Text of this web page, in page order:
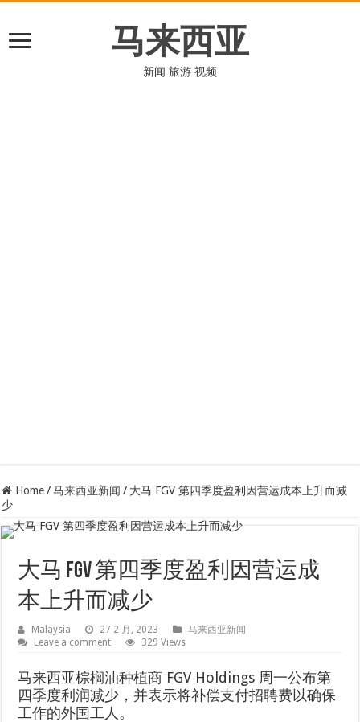
马来西亚
新闻 旅游 视频
Home / 马来西亚新闻 / 大马 FGV 第四季度盈利因营运成本上升而减
少
大马 FGV 第四季度盈利因营运成
本上升而减少
Malaysia 27 2 月, 2023
马来西亚新闻
Leave a comment
329 Views
马来西亚棕榈油种植商 FGV Holdings 周一公布第
四季度利润减少，并表示将补偿支付招聘费以确保
工作的外国工人。